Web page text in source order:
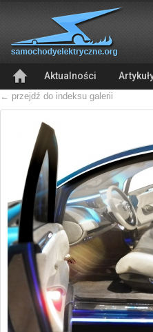
Aktualności
← przejdź do indeksu galerii